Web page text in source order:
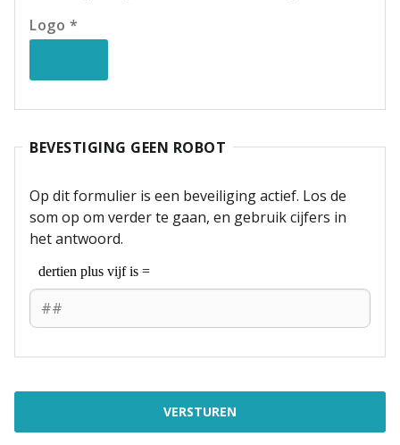
Logo *
BEVESTIGING GEEN ROBOT
Op dit formulier is een beveiliging actief. Los de
som op om verder te gaan, en gebruik cijfers in
het antwoord.